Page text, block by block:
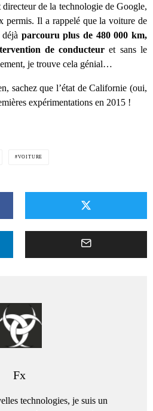
de la technologiedeGoogle,
permis. Il a rappelé que la voiture de
parcouru plus de 480 000 km,
de conducteur et sans le
je trouve cela génial…
sachez que l’état de Californie (oui,
expérimentations en 2015 !
VOITURE
Fx
technologies, je suis un